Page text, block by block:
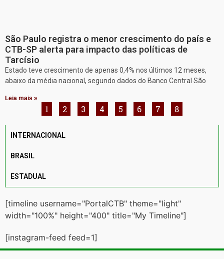
São Paulo registra o menor crescimento do país e
CTB-SP alerta para impacto das políticas de
Tarcísio
Estado teve crescimento de apenas 0,4% nos últimos 12 meses,
abaixo da média nacional, segundo dados do Banco Central São
Leia mais »
1 2 3 4 5 6 7 8
INTERNACIONAL
BRASIL
ESTADUAL
[timeline username="PortalCTB" theme="light"
width="100%" height="400" title="My Timeline"]
[instagram-feed feed=1]